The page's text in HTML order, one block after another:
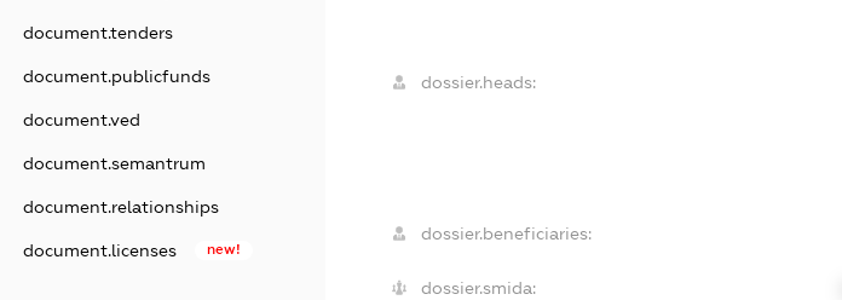
document.tenders
document.publicfunds
document.ved
document.semantrum
document.relationships
document.licenses new!
dossier.heads:
dossier.beneficiaries:
dossier.smida: